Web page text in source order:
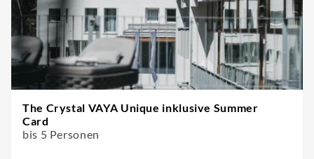
The Crystal VAYA Unique inklusive Summer
Card
bis 5 Personen